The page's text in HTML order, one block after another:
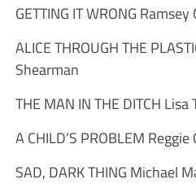
GETTING IT WRONG
ALICE THROUGH THE
Shearman
THE MAN IN THE DITCH Lisa
A CHILD’S PROBLEM
SAD, DARK THING Michael